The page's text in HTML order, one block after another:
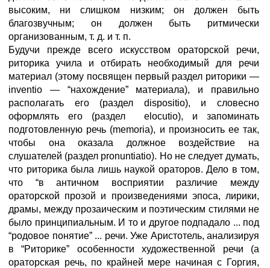
высоким, ни слишком низким; он должен быть
благозвучным; он должен быть ритмически
организованным, т. д. и т. п.
Будучи прежде всего искусством ораторской речи,
риторика учила и отбирать необходимый для речи
материал (этому посвящен первый раздел риторики —
inventio — “нахождение” материала), и правильно
располагать его (раздел dispositio), и словесно
оформлять его (раздел elocutio), и запоминать
подготовленную речь (memoria), и произносить ее так,
чтобы она оказала должное воздействие на
слушателей (раздел pronuntiatio). Но не следует думать,
что риторика была лишь наукой ораторов. Дело в том,
что “в античном восприятии различие между
ораторской прозой и произведениями эпоса, лирики,
драмы, между прозаическим и поэтическим стилями не
было принципиальным. И то и другое подпадало ... под
“родовое понятие” ... речи. Уже Аристотель, анализируя
в “Риторике” особенности художественной речи (а
ораторская речь, по крайней мере начиная с Горгия,